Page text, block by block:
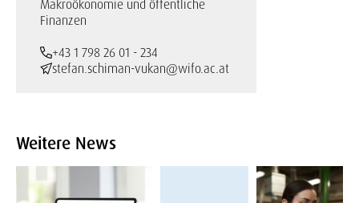
Makroökonomie und öffentliche
Finanzen
+43 1 798 26 01 - 234
stefan.schiman-vukan@wifo.ac.at
Weitere News